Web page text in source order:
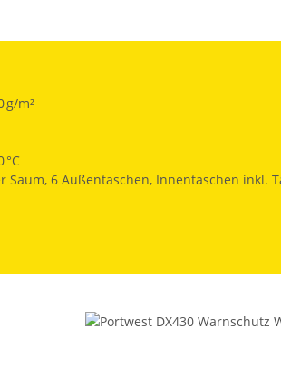
g/m²
°C
6 Außentaschen, Innentaschen inkl.